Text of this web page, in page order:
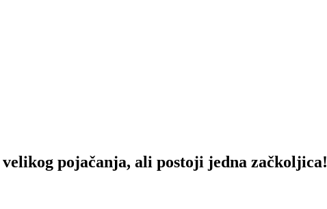
pojačanja, ali postoji jedna začkoljica!